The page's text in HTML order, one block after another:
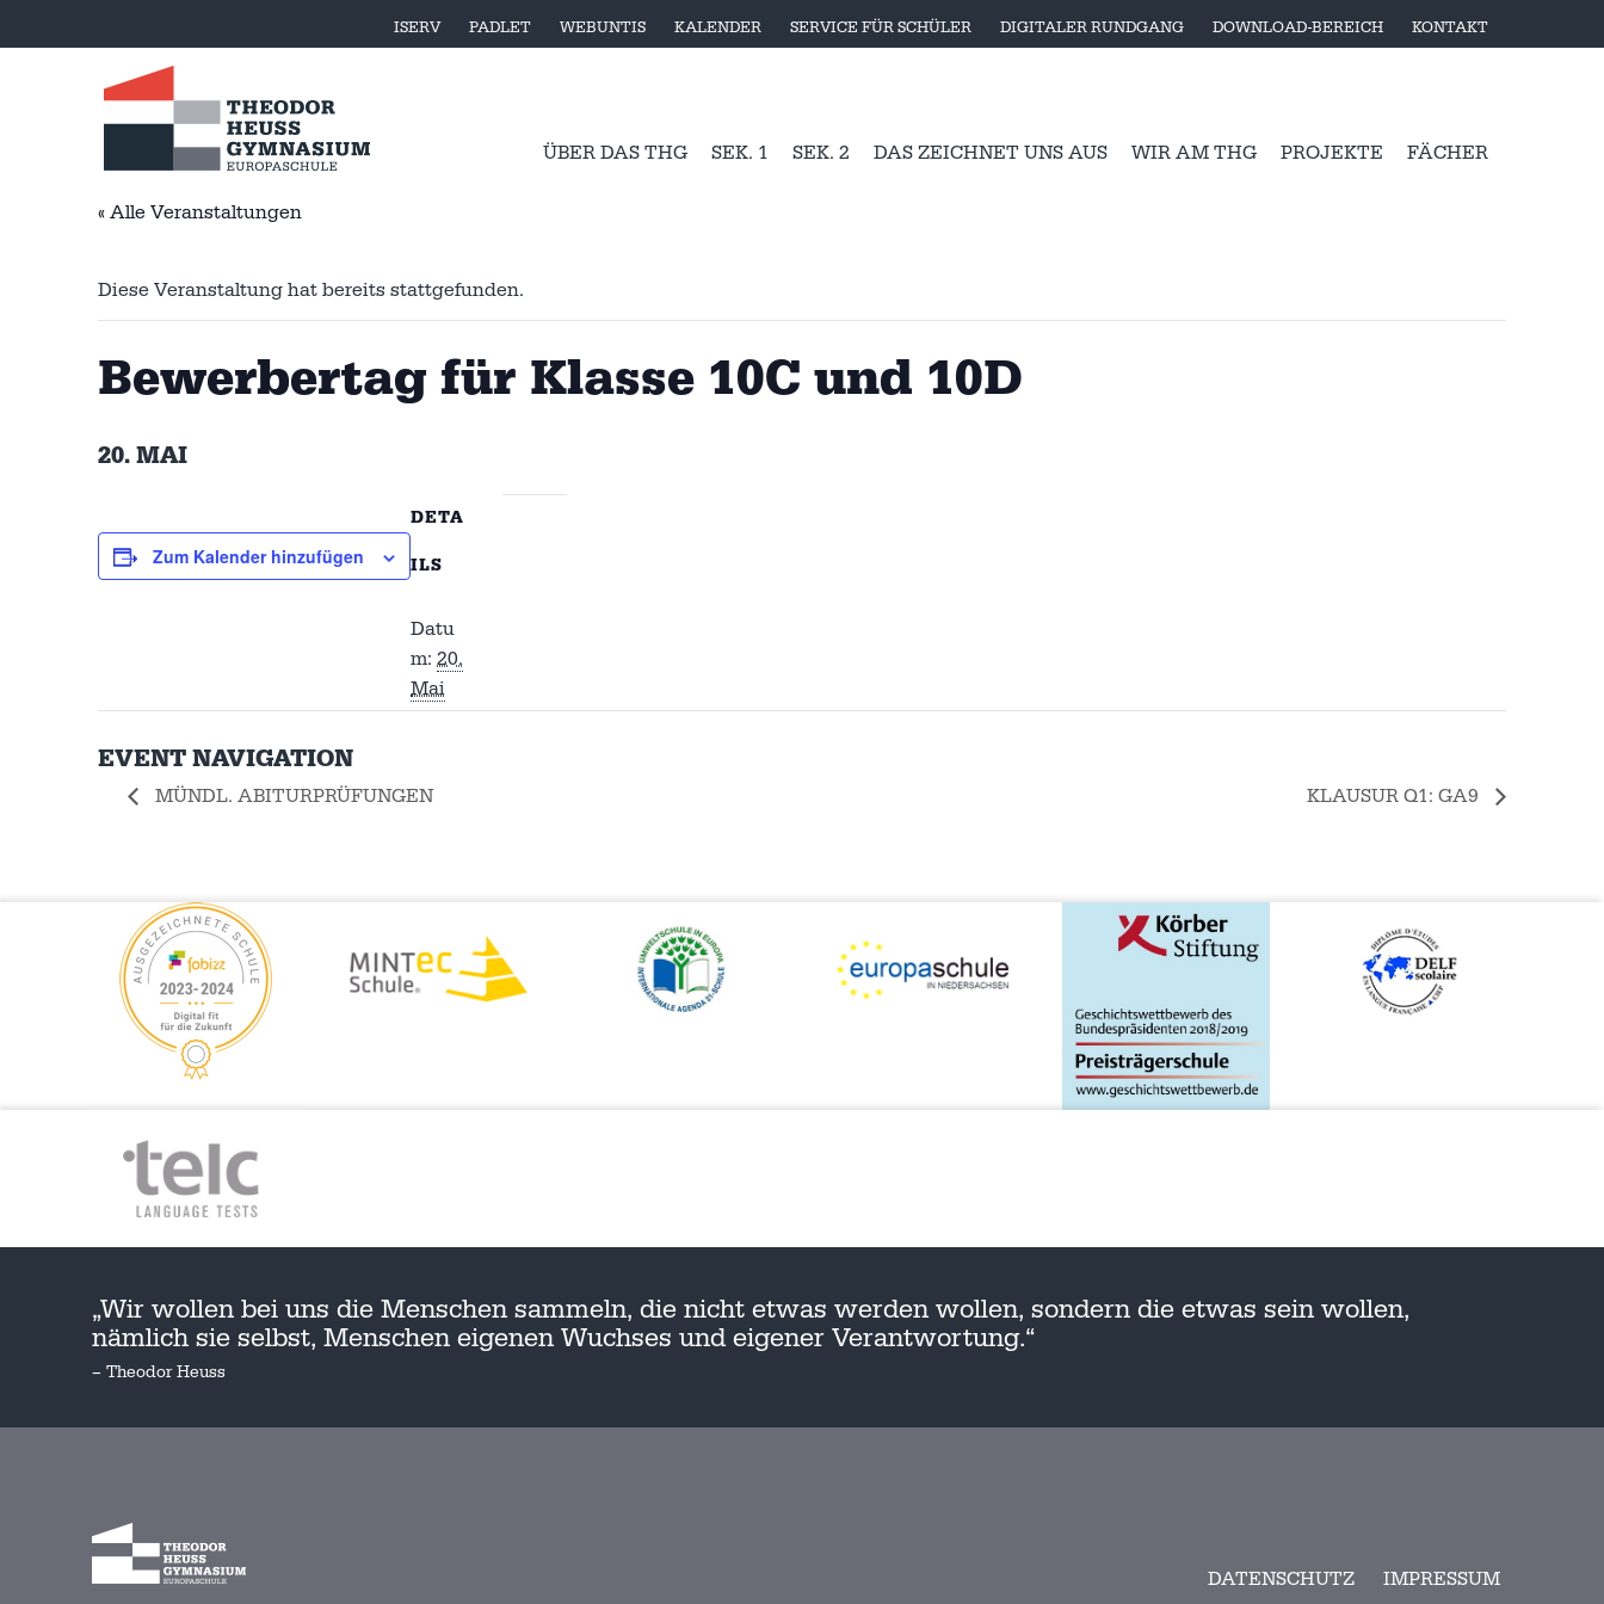
ISERV PADLET WEBUNTIS KALENDER SERVICE FÜR SCHÜLER DIGITALER RUNDGANG DOWNLOAD-BEREICH KONTAKT
ÜBER DAS THG SEK. 1 SEK. 2 DAS ZEICHNET UNS AUS WIR AM THG PROJEKTE FÄCHER
« Alle Veranstaltungen
Diese Veranstaltung hat bereits stattgefunden.
Bewerbertag für Klasse 10C und 10D
20. MAI
Zum Kalender hinzufügen
DETA
ILS
Datu
m: 20.
Mai
EVENT NAVIGATION
MÜNDL. ABITURPRÜFUNGEN KLAUSUR Q1: GA9
„Wir wollen bei uns die Menschen sammeln, die nicht etwas werden wollen, sondern die etwas sein wollen,
nämlich sie selbst, Menschen eigenen Wuchses und eigener Verantwortung.“
– Theodor Heuss
DATENSCHUTZ IMPRESSUM